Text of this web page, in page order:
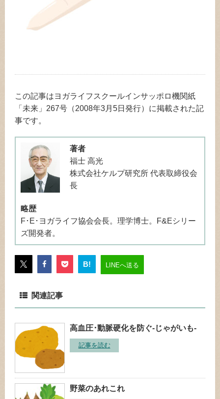
この記事はヨガライフスクールインサッポロ機関紙
「未来」267号（2008年3月5日発行）に掲載された記
事です。
著者
福士 高光
株式会社ケルプ研究所 代表取締役会
長
略歴
F･E･ヨガライフ協会会長。理学博士。F&Eシリー
ズ開発者。
B! LINEへ送る
関連記事
高血圧･動脈硬化を防ぐ‐じゃがいも‐
記事を読む
野菜のあれこれ